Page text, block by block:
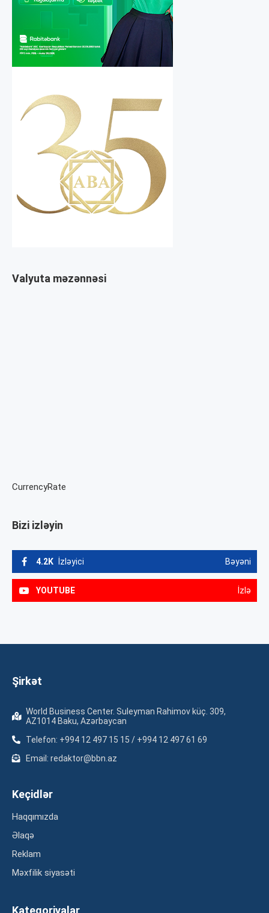
Valyuta məzənnəsi
CurrencyRate
Bizi izləyin
4.2K İzləyici Bəyəni
YOUTUBE İzlə
Şirkət
World Business Center. Suleyman Rahimov küç. 309,
AZ1014 Baku, Azərbaycan
Telefon: +994 12 497 15 15 / +994 12 497 61 69
Email: redaktor@bbn.az
Keçidlər
Haqqımızda
Əlaqə
Reklam
Məxfilik siyasəti
Kateqoriyalar